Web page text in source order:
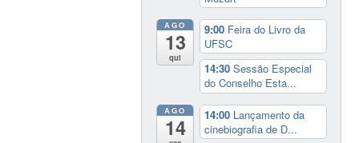
AGO
13
qui
9:00 Feira do Livro da
UFSC
14:30Sessão Especial
do Conselho Esta...
AGO
14
14:00 Lançamento da
cinebiografia de D...